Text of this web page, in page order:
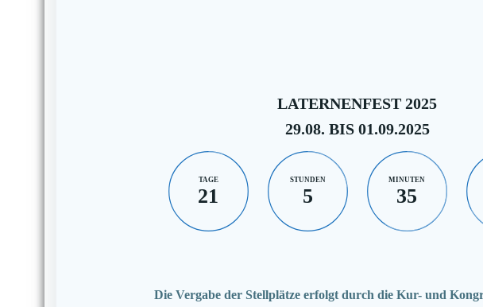
LATERNENFEST 2025
29.08. BIS 01.09.2025
TAGE
21
STUNDEN
5
MINUTEN
35
Die Vergabe der Stellplätze erfolgt durch die Kur- und